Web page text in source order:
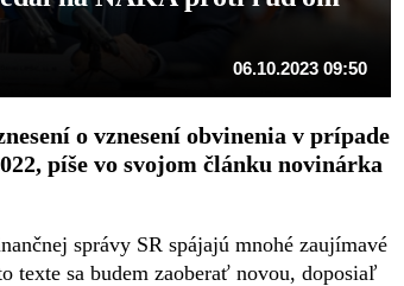
06.10.2023 09:50
o vznesení obvinenia v prípade
píše vo svojom článku novinárka
správy SR spájajú mnohé zaujímavé
texte sa budem zaoberať novou, doposiaľ